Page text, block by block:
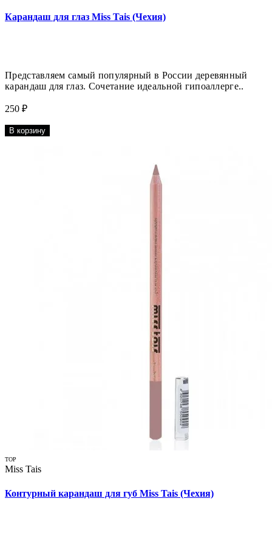
Карандаш для глаз Miss Tais (Чехия)
Представляем самый популярный в России деревянный
карандаш для глаз. Сочетание идеальной гипоаллерге..
250 ₽
В корзину
TOP
Miss Tais
Контурный карандаш для губ Miss Tais (Чехия)